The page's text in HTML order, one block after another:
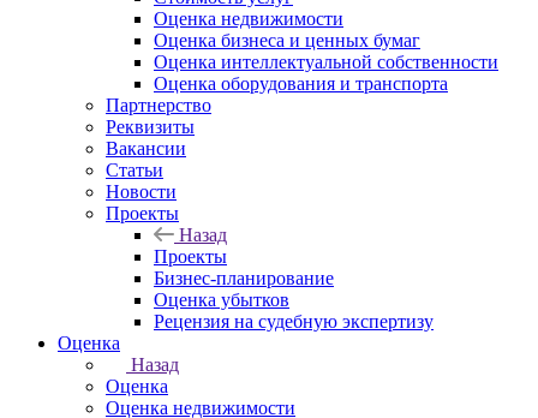
Оценка недвижимости
Оценка бизнеса и ценных бумаг
Оценка интеллектуальной собственности
Оценка оборудования и транспорта
Партнерство
Реквизиты
Вакансии
Статьи
Новости
Проекты
Назад
Проекты
Бизнес-планирование
Оценка убытков
Рецензия на судебную экспертизу
Оценка
Назад
Оценка
Оценка недвижимости